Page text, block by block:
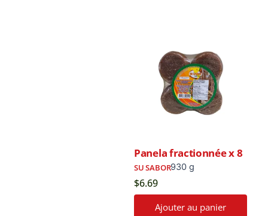
Panela fractionnée x 8
SU SABOR930 g
$6.69
Ajouter au panier